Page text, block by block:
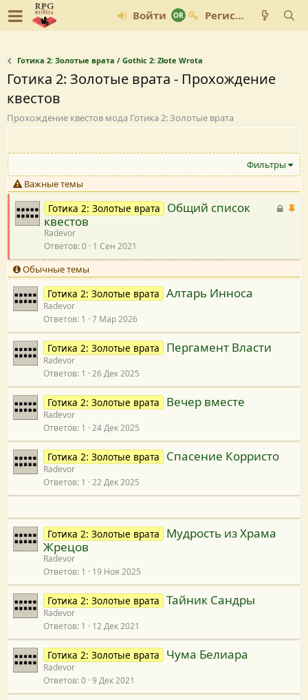
Войти Регистрация
Готика 2: Золотые врата / Gothic 2: Złote Wrota
Готика 2: Золотые врата - Прохождение
квестов
Прохождение квестов мода Готика 2: Золотые врата
Фильтры
Важные темы
З
т
В
я
Готика 2: Золотые врата
Общий список
квестов
Radevor
Ответов 0 1 Сен 2021
Обычные темы
Готика 2: Золотые врата Алтарь Инноса
Radevor
Ответов 1 7 Мар 2026
Готика 2: Золотые врата Пергамент Власти
Radevor
Ответов 1 26 Дек 2025
Готика 2: Золотые врата Вечер вместе
Radevor
Ответов 1 24 Дек 2025
Готика 2: Золотые врата Спасение Корристо
Radevor
Ответов 1 22 Дек 2025
Готика 2: Золотые врата
Мудрость из Храма
Жрецов
Radevor
Ответов 1 19 Ноя 2025
Готика 2: Золотые врата Тайник Сандры
Radevor
Ответов 1 12 Дек 2021
Готика 2: Золотые врата Чума Белиара
Radevor
Ответов 0 9 Дек 2021